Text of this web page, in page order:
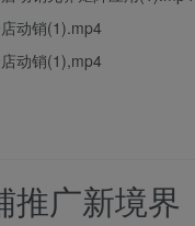
动销(1).mp4
动销(1),mp4
推广新境界